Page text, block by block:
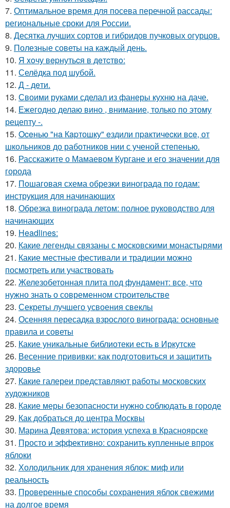
7. Оптимальное время для посева перечной рассады:
региональные сроки для России.
8. Десятка лучших сортов и гибридов пучковых огурцов.
9. Полезные советы на каждый день.
10. Я xoчу вepнутьcя в дeтcтвo:
11. Селёдка под шубой.
12. Д - дeти.
13. Своими руками сделал из фанеры кухню на даче.
14. Ежегодно делаю вино , внимание, только по этому
рецепту -.
15. Oceнью "нa Кapтошку" eздили пpaктичecки вce, от
школьников до работников нии с ученой степенью.
16. Расскажите о Мамаевом Кургане и его значении для
города
17. Пошаговая схема обрезки винограда по годам:
инструкция для начинающих
18. Обрезка винограда летом: полное руководство для
начинающих
19. Headlines:
20. Какие легенды связаны с московскими монастырями
21. Какие местные фестивали и традиции можно
посмотреть или участвовать
22. Железобетонная плита под фундамент: все, что
нужно знать о современном строительстве
23. Секреты лучшего усвоения свеклы
24. Осенняя пересадка взрослого винограда: основные
правила и советы
25. Какие уникальные библиотеки есть в Иркутске
26. Весенние прививки: как подготовиться и защитить
здоровье
27. Какие галереи представляют работы московских
художников
28. Какие меры безопасности нужно соблюдать в городе
29. Как добраться до центра Москвы
30. Марина Девятова: история успеха в Красноярске
31. Просто и эффективно: сохранить купленные впрок
яблоки
32. Холодильник для хранения яблок: миф или
реальность
33. Проверенные способы сохранения яблок свежими
на долгое время